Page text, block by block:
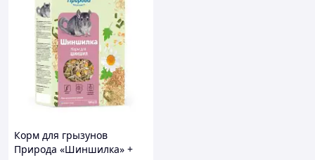
Корм для грызунов
Природа «Шиншилка» +